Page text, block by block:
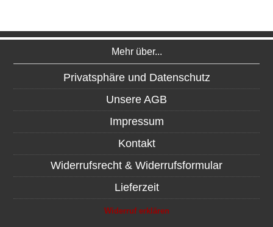
Mehr über...
Privatsphäre und Datenschutz
Unsere AGB
Impressum
Kontakt
Widerrufsrecht & Widerrufsformular
Lieferzeit
Widerruf erklären